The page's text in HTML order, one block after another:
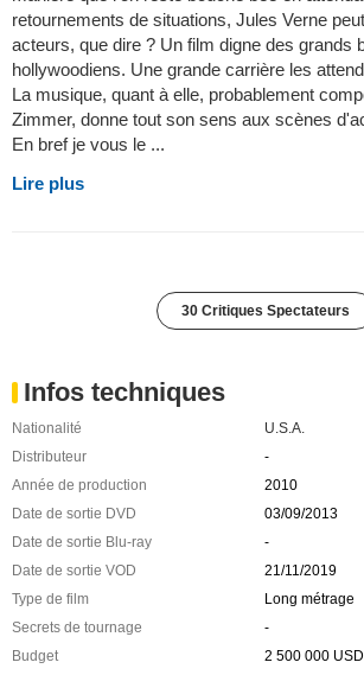
retournements de situations, Jules Verne
acteurs, que dire ? Un film digne des grands
hollywoodiens. Une grande carrière les
La musique, quant à elle, probablement
Zimmer, donne tout son sens aux scènes
En bref je vous le ...
Lire plus
30 Critiques Spectateurs
Infos techniques
Nationalité
U.S.A.
Distributeur
-
Année de production
2010
Date de sortie DVD
03/09/2013
Date de sortie Blu-ray
-
Date de sortie VOD
21/11/2019
Type de film
Long métrage
Secrets de tournage
-
Budget
2 500 000 USD